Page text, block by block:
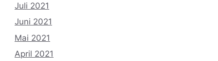
Juli 2021
Juni 2021
Mai 2021
April 2021